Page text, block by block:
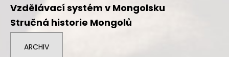
Vzdělávací systém v Mongolsku
Stručná historie Mongolů
ARCHIV